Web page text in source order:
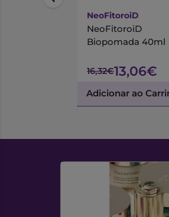
NeoFitoroiD
NeoFitoroiD
Biopomada 40ml
16,32€13,06€
Adicionar ao